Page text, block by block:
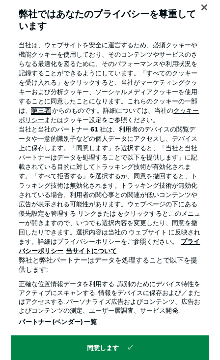
Official Partners
プライバシー・ポリシー 優先設定を管理する
利用条件 放送局
求人 選手
当サイトについて
© 2026 Bundesliga-Gruppe GmbH
言語をお選びください
弊社ではあなたのプライバシーを尊重して
います
当社は、ウェブサイトを安全に運営するため、必須クッキーや
機能クッキーを使用しており、そのコンテンツやサービスのさ
らなる最適化を図るために、そのパフォーマンスや利用状況を
記録することができるようにしています。「すべてのクッキー
を受け入れる」をクリックすると、当社がマーケティングクッ
キーおよび分析クッキー、ソーシャルメディアクッキーを使用
することに同意したことになります。これらのクッキーの一部
は、第三者 からのものです。詳細については、当社のクッキー
ポリシー またはクッキー設定をご参照ください。
当社と当社のパートナー61 社は、利用者のデバイスの閲覧デ
ータや一意的識別子などの個人データにアクセスし、デバイス
上に保存します。「同意します」を選択すると、「当社と当社
パートナーはデータを処理することで以下を提供します」に記
載されている目的に対してトラッキング技術が有効化されま
す。「すべて拒否する」を選択するか、同意を撤回すると、ト
ラッキング技術は無効化されます。トラッキング技術が無効化
されている場合、利用者の関心事との関連が低いコンテンツや
広告が表示される可能性があります。ウェブページの下にある
優先設定を管理する リンクまたは をクリックするとこのメニュ
ーが開きますので、いつでも選択内容を変更したり、同意を撤
回したりできます。選択内容は当社の ウェブサイト に反映され
ます。詳細はプライバシーポリシーをご参照ください。
プライ
バシーポリシー 当サイトについて
弊社と弊社パートナーはデータを処理することで以下を提
供します:
正確な位置情報データを利用する. 識別のためにデバイス特性を
アクティブにスキャンする. 情報をデバイスに保存および／また
はアクセスする. パーソナライズ広告およびコンテンツ、広告お
よびコンテンツの測定、ユーザー層調査、サービス開発.
パートナー (ベンダー) 一覧
同意します